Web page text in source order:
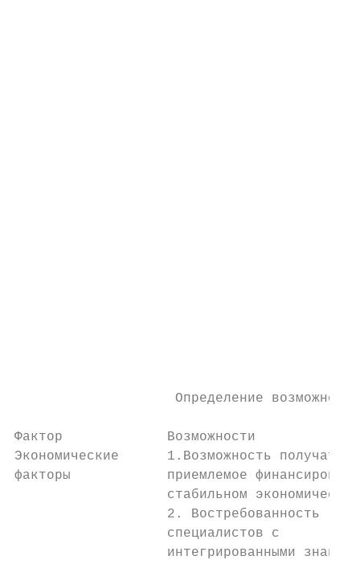
Определение
Фактор             Возможности
Экономические      1.Возможность
факторы            приемлемое
стабильном
                   2. Востребованность
                   специалистов с
интегрированными